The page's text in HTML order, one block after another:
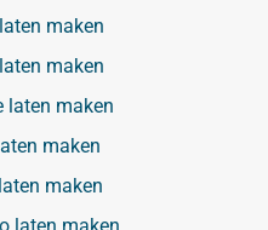
maken
maken
laten maken
maken
maken